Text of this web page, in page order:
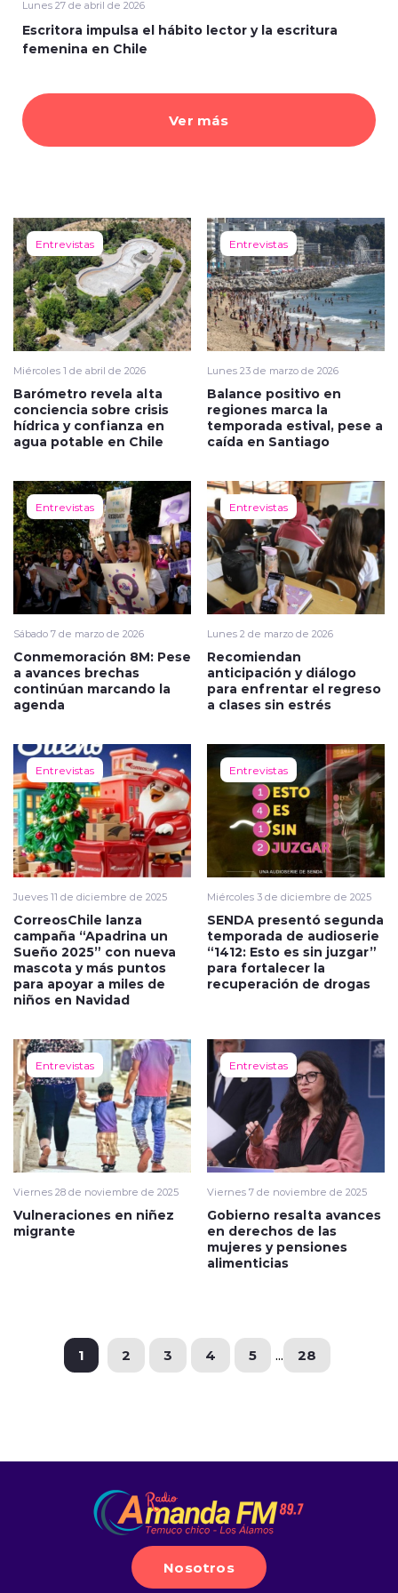
Lunes 27 de abril de 2026
Escritora impulsa el hábito lector y la escritura
femenina en Chile
Ver más
Entrevistas
Miércoles 1 de abril de 2026
Barómetro revela alta
conciencia sobre crisis
hídrica y confianza en
agua potable en Chile
Entrevistas
Lunes 23 de marzo de 2026
Balance positivo en
regiones marca la
temporada estival, pese a
caída en Santiago
Entrevistas
Sábado 7 de marzo de 2026
Conmemoración 8M: Pese
a avances brechas
continúan marcando la
agenda
Entrevistas
Lunes 2 de marzo de 2026
Recomiendan
anticipación y diálogo
para enfrentar el regreso
a clases sin estrés
Entrevistas
Jueves 11 de diciembre de 2025
CorreosChile lanza
campaña “Apadrina un
Sueño 2025” con nueva
mascota y más puntos
para apoyar a miles de
niños en Navidad
Entrevistas
Miércoles 3 de diciembre de 2025
SENDA presentó segunda
temporada de audioserie
“1412: Esto es sin juzgar”
para fortalecer la
recuperación de drogas
Entrevistas
Viernes 28 de noviembre de 2025
Vulneraciones en niñez
migrante
Entrevistas
Viernes 7 de noviembre de 2025
Gobierno resalta avances
en derechos de las
mujeres y pensiones
alimenticias
1 2 3 4 5 ... 28
Nosotros